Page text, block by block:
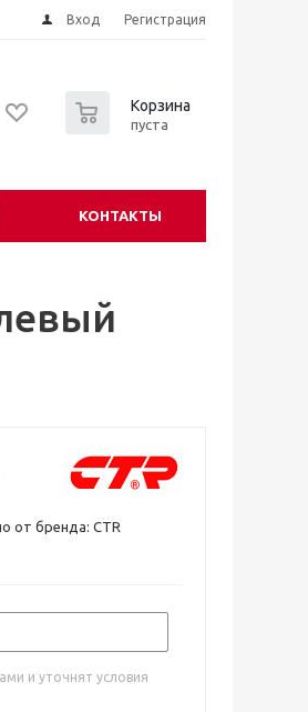
Вход Регистрация
Корзина
пуста
КОНТАКТЫ
от бренда: CTR
и уточнят условия